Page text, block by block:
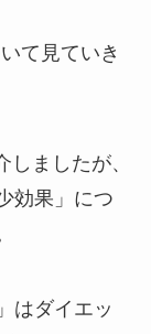
て見ていき
しましたが、
効果」につ
はダイエッ